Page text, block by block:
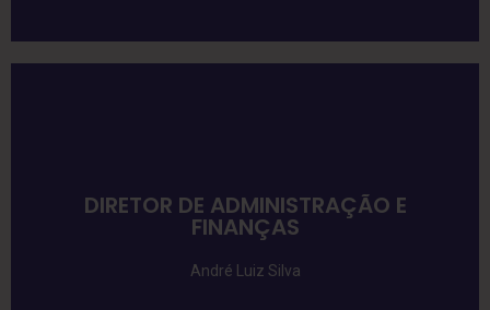
DIRETOR DE ADMINISTRAÇÃO E
FINANÇAS
André Luiz Silva